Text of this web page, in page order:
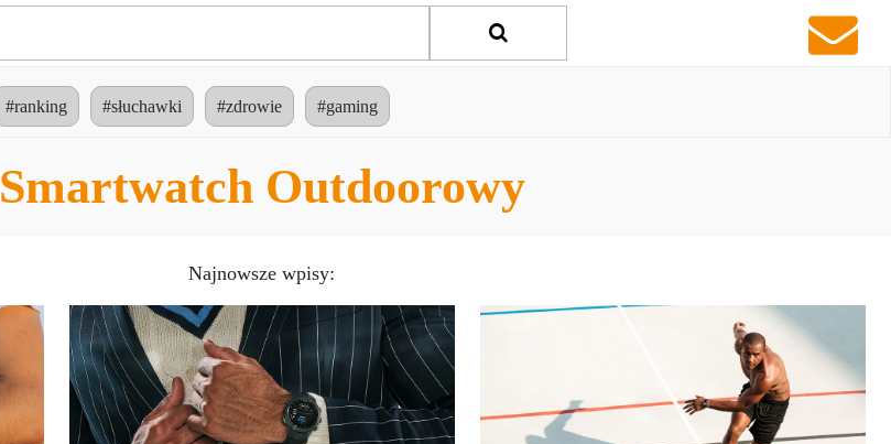
#ranking #słuchawki #zdrowie #gaming
Smartwatch Outdoorowy
Najnowsze wpisy: